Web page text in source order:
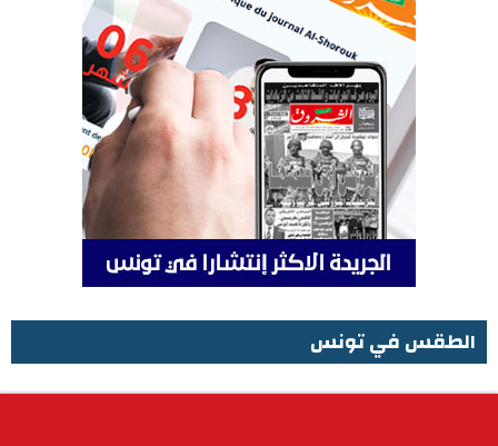
الطقس في تونس